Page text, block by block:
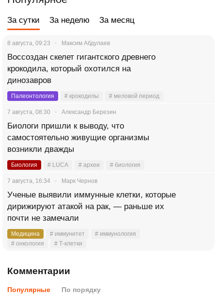
За сутки За неделю За месяц
8 августа, 09:23 Максим Абдулаев
Воссоздан скелет гигантского древнего
крокодила, который охотился на
динозавров
Палеонтология # крокодилы # меловой период
7 августа, 08:30 Александр Березин
Биологи пришли к выводу, что
самостоятельно живущие организмы
возникли дважды
Биология # LUCA # археи # биология
7 августа, 16:34 Марк Чернов
Ученые выявили иммунные клетки, которые
дирижируют атакой на рак, — раньше их
почти не замечали
Медицина # иммунитет
# иммунология
# онкология
# Т-клетки
Комментарии
Популярные По порядку